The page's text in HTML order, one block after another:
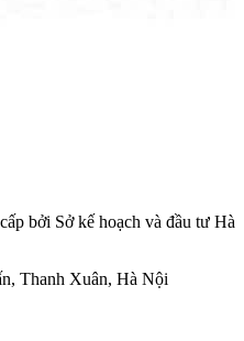
bởi Sở kế hoạch và đầu tư Hà
Thanh Xuân, Hà Nội